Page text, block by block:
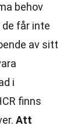
behov
får inte
av sitt
i
finns
Att